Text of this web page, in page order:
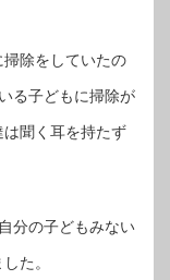
除をしていたの
る子どもに掃除が
聞く耳を持たず
分の子どもみない
た。